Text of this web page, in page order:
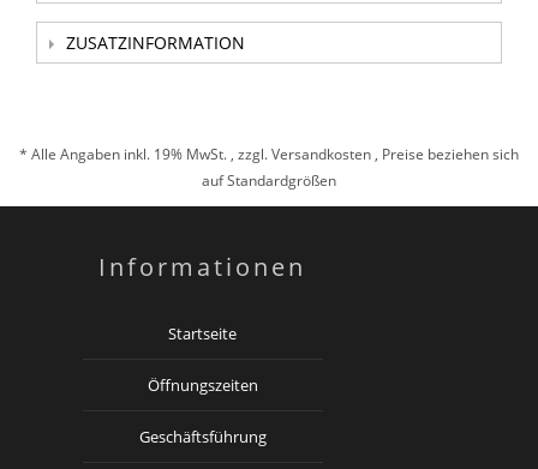
ZUSATZINFORMATION
* Alle Angaben inkl. 19% MwSt. , zzgl.Versandkosten , Preise beziehen sich
auf Standardgrößen
Informationen
Startseite
Öffnungszeiten
Geschäftsführung